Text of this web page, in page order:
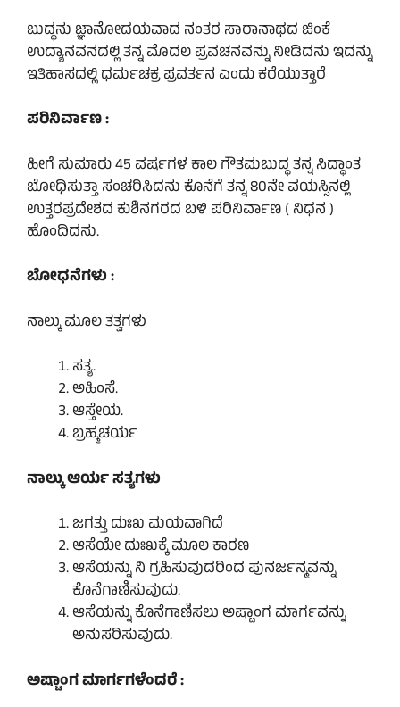
ಬುದ್ಧನು ಜ್ಞಾನೋದಯವಾದ ನಂತರ ಸಾರಾನಾಥದ ಜಿಂಕೆ
ಉದ್ಯಾನವನದಲ್ಲಿ ತನ್ನ ಮೊದಲ ಪ್ರವಚನವನ್ನು ನೀಡಿದನು ಇದನ್ನು
ಇತಿಹಾಸದಲ್ಲಿ ಧರ್ಮಚಕ್ರ ಪ್ರವರ್ತನ ಎಂದು ಕರೆಯುತ್ತಾರೆ
ಪರಿನಿರ್ವಾಣ :
ಹೀಗೆ ಸುಮಾರು 45 ವರ್ಷಗಳ ಕಾಲ ಗೌತಮಬುದ್ಧ ತನ್ನ ಸಿದ್ಧಾಂತ
ಬೋಧಿಸುತ್ತಾ ಸಂಚರಿಸಿದನು ಕೊನೆಗೆ ತನ್ನ 80ನೇ ವಯಸ್ಸಿನಲ್ಲಿ
ಉತ್ತರಪ್ರದೇಶದ ಕುಶಿನಗರದ ಬಳಿ ಪರಿನಿರ್ವಾಣ ( ನಿಧನ )
ಹೊಂದಿದನು.
ಬೋಧನೆಗಳು :
ನಾಲ್ಕು ಮೂಲ ತತ್ವಗಳು
ಸತ್ಯ.
ಅಹಿಂಸೆ.
ಆಸ್ತೇಯ.
ಬ್ರಹ್ಮಚರ್ಯ
ನಾಲ್ಕು ಆರ್ಯ ಸತ್ಯಗಳು
ಜಗತ್ತು ದುಃಖ ಮಯವಾಗಿದೆ
ಆಸೆಯೇ ದುಃಖಕ್ಕೆ ಮೂಲ ಕಾರಣ
ಆಸೆಯನ್ನು ನಿ ಗ್ರಹಿಸುವುದರಿಂದ ಪುನರ್ಜನ್ಮವನ್ನು
ಕೊನೆಗಾಣಿಸುವುದು.
ಆಸೆಯನ್ನು ಕೊನೆಗಾಣಿಸಲು ಅಷ್ಟಾಂಗ ಮಾರ್ಗವನ್ನು
ಅನುಸರಿಸುವುದು.
ಅಷ್ಟಾಂಗ ಮಾರ್ಗಗಳೆಂದರೆ :